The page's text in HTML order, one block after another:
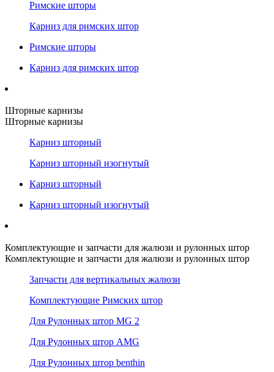
Римские шторы
Карниз для римских штор
Римские шторы
Карниз для римских штор
Шторные карнизы
Шторные карнизы
Карниз шторный
Карниз шторный изогнутый
Карниз шторный
Карниз шторный изогнутый
Комплектующие и запчасти для жалюзи и рулонных штор
Комплектующие и запчасти для жалюзи и рулонных штор
Запчасти для вертикальных жалюзи
Комплектующие Римских штор
Для Рулонных штор MG 2
Для Рулонных штор AMG
Для Рулонных штор benthin